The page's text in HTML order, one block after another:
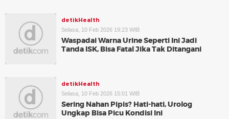
detikHealth
Selasa, 10 Feb 2026 19:23 WIB
Waspadai Warna Urine Seperti Ini Jadi
Tanda ISK, Bisa Fatal Jika Tak Ditangani
detikHealth
Selasa, 10 Feb 2026 15:01 WIB
Sering Nahan Pipis? Hati-hati, Urolog
Ungkap Bisa Picu Kondisi Ini